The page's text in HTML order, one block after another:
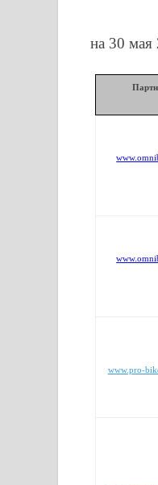
на 30 мая
www.pro-